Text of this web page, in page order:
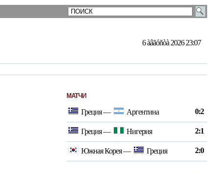
6 àâãóñòà 2026 23:07
МАТЧИ
Греция— Аргентина 0:2
Греция— Нигерия 2:1
Южная Корея— Греция 2:0